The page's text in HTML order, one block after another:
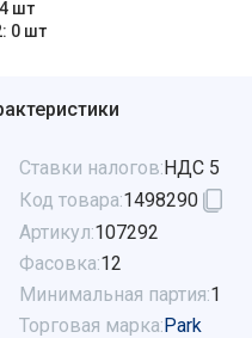
шт
0 шт
Ставки налогов:НДС 5
Код товара:1498290
Артикул:107292
Фасовка:12
Минимальная партия:1
Торговая марка:Park